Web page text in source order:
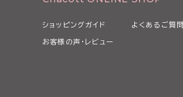
ショッピングガイド よくあるご質問
お客様の声・レビュー